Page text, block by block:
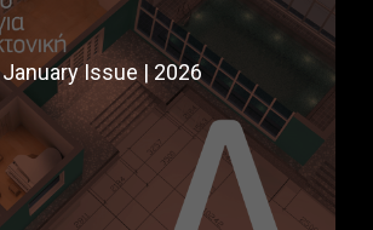
January Issue | 2026